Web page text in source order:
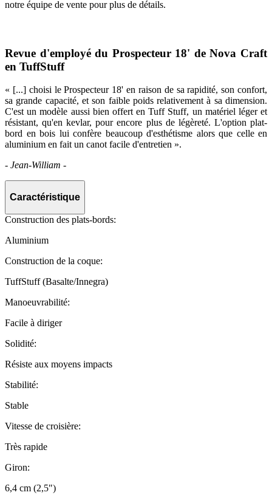
notre équipe de vente pour plus de détails.
Revue d'employé du Prospecteur 18' de Nova Craft
en TuffStuff
« [...] choisi le Prospecteur 18' en raison de sa rapidité, son confort,
sa grande capacité, et son faible poids relativement à sa dimension.
C'est un modèle aussi bien offert en Tuff Stuff, un matériel léger et
résistant, qu'en kevlar, pour encore plus de légèreté. L'option plat-
bord en bois lui confère beaucoup d'esthétisme alors que celle en
aluminium en fait un canot facile d'entretien ».
- Jean-William -
Caractéristique
Construction des plats-bords:
Aluminium
Construction de la coque:
TuffStuff (Basalte/Innegra)
Manoeuvrabilité:
Facile à diriger
Solidité:
Résiste aux moyens impacts
Stabilité:
Stable
Vitesse de croisière:
Très rapide
Giron:
6,4 cm (2,5")